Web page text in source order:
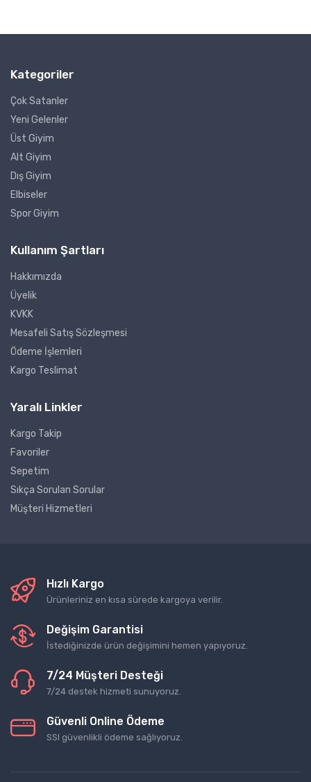
Kategoriler
Çok Satanler
Yeni Gelenler
Üst Giyim
Alt Giyim
Dış Giyim
Elbiseler
Spor Giyim
Kullanım Şartları
Hakkımızda
Üyelik
KVKK
Mesafeli Satış Sözleşmesi
Ödeme İşlemleri
Kargo Teslimat
Yaralı Linkler
Kargo Takip
Favoriler
Sepetim
Sıkça Sorulan Sorular
Müşteri Hizmetleri
Hızlı Kargo
Ürünleriniz en kısa sürede kargoya verilir.
Değişim Garantisi
İstediğinizde ürün değişimini hemen yapıyoruz.
7/24 Müşteri Desteği
7/24 destek hizmeti sunuyoruz.
Güvenli Online Ödeme
SSl güvenlikli ödeme sağlıyoruz.